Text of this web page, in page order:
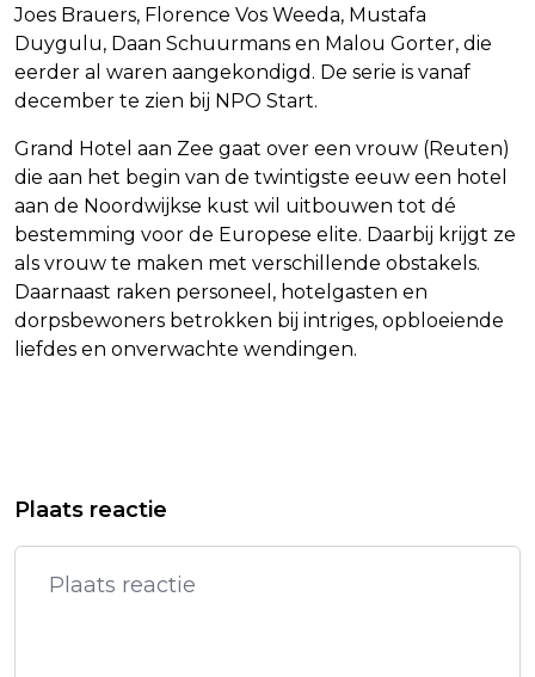
Joes Brauers, Florence Vos Weeda, Mustafa
Duygulu, Daan Schuurmans en Malou Gorter, die
eerder al waren aangekondigd. De serie is vanaf
december te zien bij NPO Start.
Grand Hotel aan Zee gaat over een vrouw (Reuten)
die aan het begin van de twintigste eeuw een hotel
aan de Noordwijkse kust wil uitbouwen tot dé
bestemming voor de Europese elite. Daarbij krijgt ze
als vrouw te maken met verschillende obstakels.
Daarnaast raken personeel, hotelgasten en
dorpsbewoners betrokken bij intriges, opbloeiende
liefdes en onverwachte wendingen.
AFWACHTING ONTWIKKELINGEN
PATRICK BRUEL LANGER IN
HECHTENIS IN ZEDENONDERZOEK
Plaats reactie